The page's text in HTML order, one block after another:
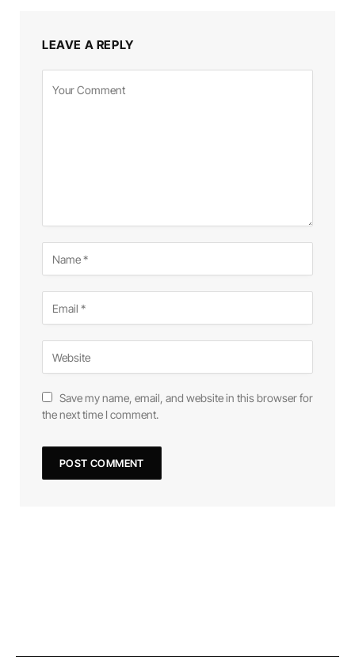
LEAVE A REPLY
Save my name, email, and website in this browser for
the next time I comment.